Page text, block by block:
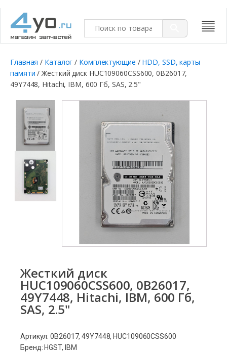
Главная / Каталог / Комплектующие / HDD, SSD, карты
памяти / Жесткий диск HUC109060CSS600, 0B26017,
49Y7448, Hitachi, IBM, 600 Гб, SAS, 2.5"
Жесткий диск
HUC109060CSS600, 0B26017,
49Y7448, Hitachi, IBM, 600 Гб,
SAS, 2.5"
Артикул: 0B26017, 49Y7448, HUC109060CSS600
Бренд: HGST, IBM